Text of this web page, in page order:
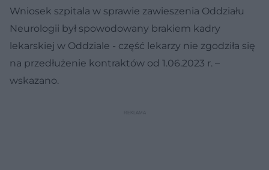
Wniosek szpitala w sprawie zawieszenia Oddziału
Neurologii był spowodowany brakiem kadry
lekarskiej w Oddziale - część lekarzy nie zgodziła się
na przedłużenie kontraktów od 1.06.2023 r. –
wskazano.